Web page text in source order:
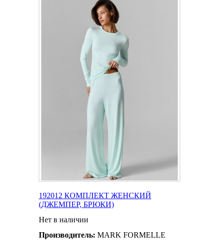
192012 КОМПЛЕКТ ЖЕНСКИЙ
(ДЖЕМПЕР, БРЮКИ)
Нет в наличии
Производитель: MARK FORMELLE